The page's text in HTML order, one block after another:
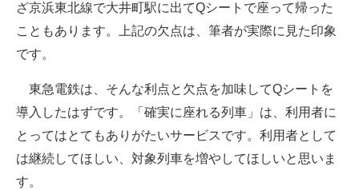
ざ京浜東北線で大井町駅に出てQシートで座って帰った
こともあります。上記の欠点は、筆者が実際に見た印象
です。
東急電鉄は、そんな利点と欠点を加味してQシートを
導入したはずです。「確実に座れる列車」は、利用者に
とってはとてもありがたいサービスです。利用者として
は継続してほしい、対象列車を増やしてほしいと思いま
す。